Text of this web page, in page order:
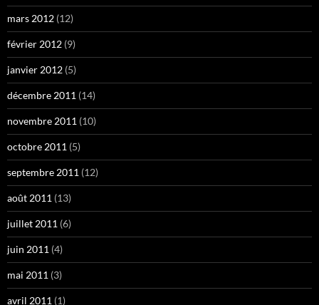
mars 2012 (12)
février 2012 (9)
janvier 2012 (5)
décembre 2011 (14)
novembre 2011 (10)
octobre 2011 (5)
septembre 2011 (12)
août 2011 (13)
juillet 2011 (6)
juin 2011 (4)
mai 2011 (3)
avril 2011 (1)